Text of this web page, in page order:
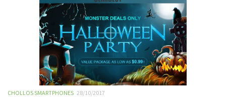
CHOLLOS SMARTPHONES 28/10/2017